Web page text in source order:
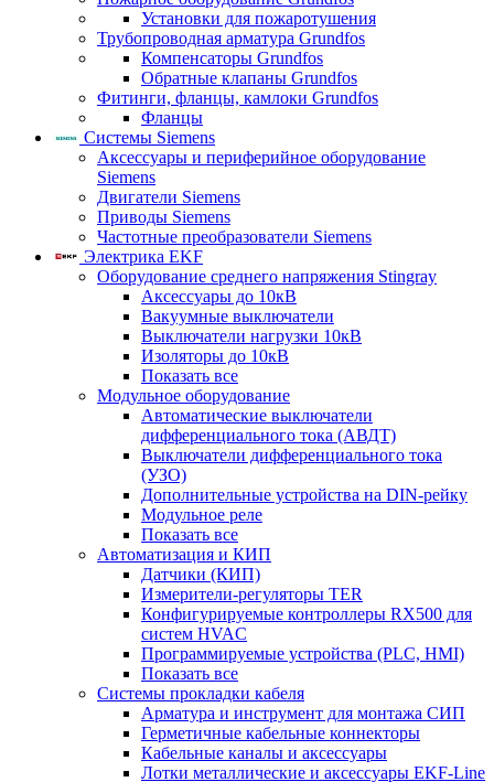
Установки для пожаротушения
Трубопроводная арматура Grundfos
Компенсаторы Grundfos
Обратные клапаны Grundfos
Фитинги, фланцы, камлоки Grundfos
Фланцы
Системы Siemens
Аксессуары и периферийное оборудование
Siemens
Двигатели Siemens
Приводы Siemens
Частотные преобразователи Siemens
Электрика EKF
Оборудование среднего напряжения Stingray
Аксессуары до 10кВ
Вакуумные выключатели
Выключатели нагрузки 10кВ
Изоляторы до 10кВ
Показать все
Модульное оборудование
Автоматические выключатели
дифференциального тока (АВДТ)
Выключатели дифференциального тока
(УЗО)
Дополнительные устройства на DIN-рейку
Модульное реле
Показать все
Автоматизация и КИП
Датчики (КИП)
Измерители-регуляторы TER
Конфигурируемые контроллеры RX500 для
систем HVAC
Программируемые устройства (PLC, HMI)
Показать все
Системы прокладки кабеля
Арматура и инструмент для монтажа СИП
Герметичные кабельные коннекторы
Кабельные каналы и аксессуары
Лотки металлические и аксессуары EKF-Line